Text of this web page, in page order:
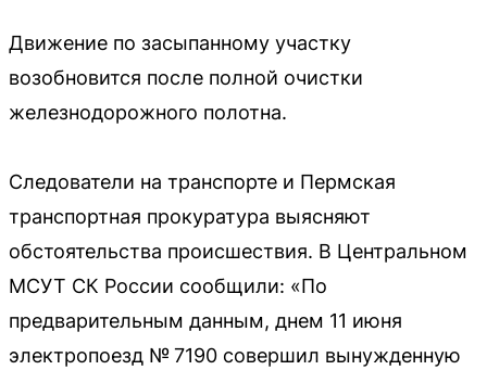
Движение по засыпанному участку
возобновится после полной очистки
железнодорожного полотна.
Следователи на транспорте и Пермская
транспортная прокуратура выясняют
обстоятельства происшествия. В Центральном
МСУТ СК России сообщили: «По
предварительным данным, днем 11 июня
электропоезд № 7190 совершил вынужденную